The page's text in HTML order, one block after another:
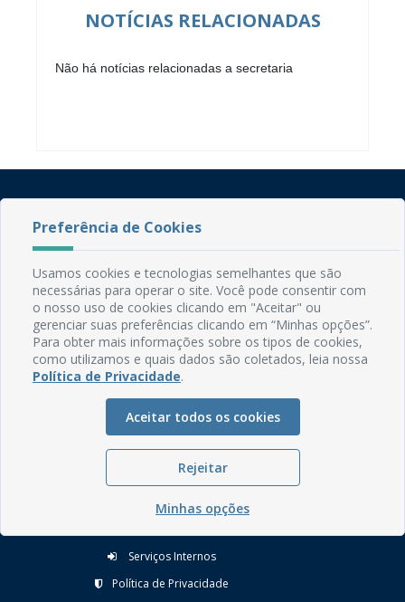
NOTÍCIAS RELACIONADAS
Não há notícias relacionadas a secretaria
Rua do Imperador, 78, Centro
CEP: 58.280-000 - Mamanguape/PB
Fone: (83) 3292-2246
Email: comunicacao@mamanguape.pb.gov.br
Expediente: Segunda à Sexta, das 08h às 13h
Mapa do Site
Perguntas frequentes
Manual de Navegação
Glossário
Serviços Internos
Política de Privacidade
Preferência de Cookies
Usamos cookies e tecnologias semelhantes que são
necessárias para operar o site. Você pode consentir com
o nosso uso de cookies clicando em "Aceitar" ou
gerenciar suas preferências clicando em “Minhas opções”.
Para obter mais informações sobre os tipos de cookies,
como utilizamos e quais dados são coletados, leia nossa
Política de Privacidade.
Aceitar todos os cookies
Rejeitar
Minhas opções